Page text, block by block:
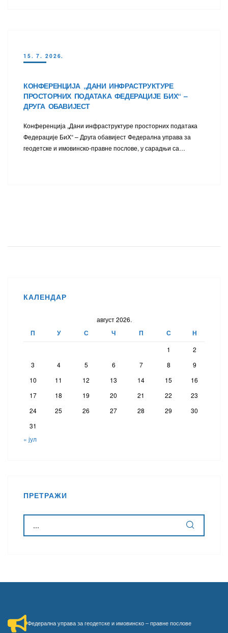
15. 7. 2026.
КОНФЕРЕНЦИЈА „ДАНИ ИНФРАСТРУКТУРЕ
ПРОСТОРНИХ ПОДАТАКА ФЕДЕРАЦИЈЕ БИХ“ –
ДРУГА ОБАВИЈЕСТ
Конференција „Дани инфраструктуре просторних података
Федерације БиХ“ – Друга обавијест Федерална управа за
геодетске и имовинско-правне послове, у сарадњи са…
КАЛЕНДАР
август 2026.
П У С Ч П С Н
1
2
3
4 5 6 7 8
9
10
11 12 13 14 15
16
17
18 19 20 21 22
23
24
25 26 27 28 29
30
31
« јул
ПРЕТРАЖИ
Федерална управа за геодетске и имовинско – правне послове​